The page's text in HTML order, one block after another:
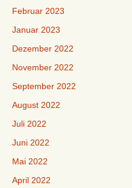
Februar 2023
Januar 2023
Dezember 2022
November 2022
September 2022
August 2022
Juli 2022
Juni 2022
Mai 2022
April 2022